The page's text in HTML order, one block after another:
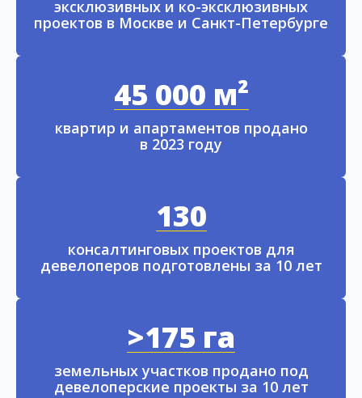
эксклюзивных и ко-эксклюзивных
проектов в Москве и Санкт-Петербурге
45 000 м²
квартир и апартаментов продано
в 2023 году
130
консалтинговых проектов для
девелоперов подготовлены за 10 лет
>175 га
земельных участков продано под
девелоперские проекты за 10 лет